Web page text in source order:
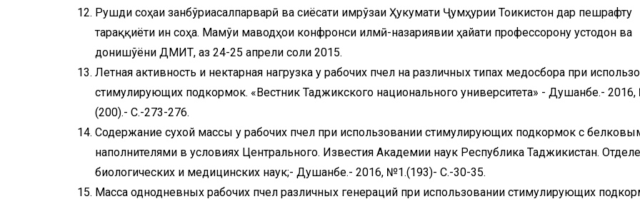
Рушди соҳаи занбўриасалпарварӣ ва сиёсати имрўзаи Ҳукумати Ҷумҳурии Тоҷикистон дар пешрафту
тараққиёти ин соҳа. Маҷмўи маводҳои конфронси илмӣ-назариявии ҳайати профессорону устодон ва
донишҷўёни ДМИТ, аз 24-25 апрели соли 2015.
Летная активность и нектарная нагрузка у рабочих пчел на различных типах медосбора при
стимулирующих подкормок. «Вестник Таджикского национального университета» - Душанбе.-
(200).- С.-273-276.
Содержание сухой массы у рабочих пчел при использовании стимулирующих подкормок с
наполнителями в условиях Центрального. Известия Академии наук Республика Таджикистан.
биологических и медицинских наук;- Душанбе.- 2016, №1.(193)- С.-30-35.
Масса однодневных рабочих пчел различных генераций при использовании стимулирующих